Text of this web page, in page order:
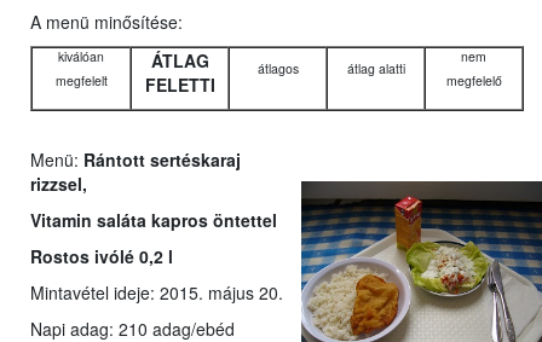
A menü minősítése:
kiválóan
megfelelt
ÁTLAG
FELETTI
átlagos átlag alatti
nem
megfelelő
Menü: Rántott sertéskaraj
rizzsel,
Vitamin saláta kapros öntettel
Rostos ivólé 0,2 l
Mintavétel ideje: 2015. május 20.
Napi adag: 210 adag/ebéd